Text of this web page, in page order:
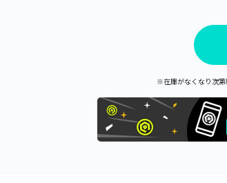
※在庫がなくなり次第